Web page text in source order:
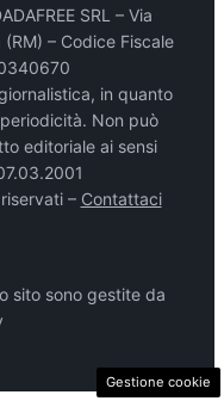
SRL – Via
– Codice Fiscale
in quanto
Non può
editoriale ai sensi
– Contattaci
sito sono gestite da
Gestione cookie